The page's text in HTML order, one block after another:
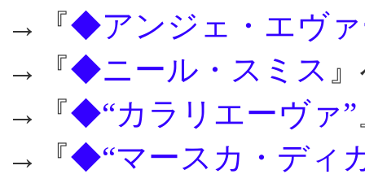
→『◆アンジェ・エヴ
→『◆ニール・スミス
→『◆“カラリエーヴァ”
→『◆“マースカ・ディ